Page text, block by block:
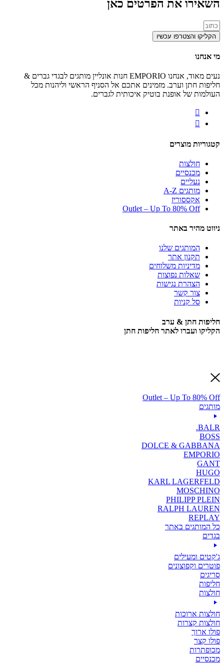
השאירו את הפרטים כאן
הקליקו והצטרפו עכשיו
מי אנחנו
נעים מאוד, אנחנו EMPORIO חנות אונליין מותגים לבגדי גברים &
חליפות חתן וערב. מזמינים אתכם אל הסניף הראשי וליהנות מכל
העולמות של אופנת בוטיק איכותית לגברים.
קטגוריות מוצרים
חולצות
מכנסיים
נעליים
מותגים A-Z
אקססוריז
Outlet – Up To 80% Off
ניווט מהיר באתר
המותגים שלנו
תקנון אתר
מדיניות משלוחים
שאלות נפוצות
הצהרת נגישות
צור קשר
סל קניות
חליפות חתן & ערב
הקליקו ועברו לאתר חליפות חתן
Outlet – Up To 80% Off
מותגים
BALR.
BOSS
DOLCE & GABBANA
EMPORIO
GANT
HUGO
KARL LAGERFELD
MOSCHINO
PHILIPP PLEIN
RALPH LAUREN
REPLAY
כל המותגים באתר
בגדים
ג'קטים ומעילים
פוטרים וקפוצונים
סריגים
חליפות
חולצות
חולצות ארוכות
חולצות קצרות
פולו ארוך
פולו קצר
מכופתרות
מכנסיים